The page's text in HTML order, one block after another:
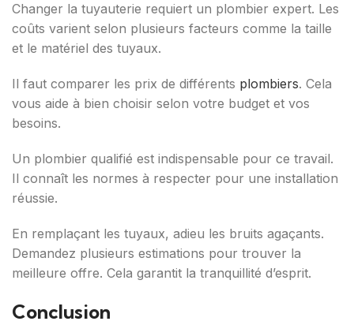
Changer la tuyauterie requiert un plombier expert. Les
coûts varient selon plusieurs facteurs comme la taille
et le matériel des tuyaux.
Il faut comparer les prix de différents plombiers. Cela
vous aide à bien choisir selon votre budget et vos
besoins.
Un plombier qualifié est indispensable pour ce travail.
Il connaît les normes à respecter pour une installation
réussie.
En remplaçant les tuyaux, adieu les bruits agaçants.
Demandez plusieurs estimations pour trouver la
meilleure offre. Cela garantit la tranquillité d’esprit.
Conclusion